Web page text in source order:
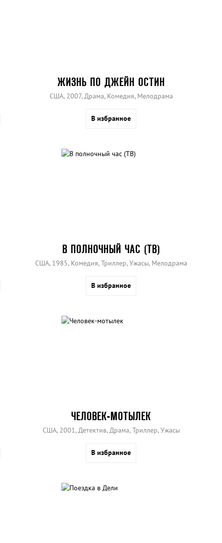
ЖИЗНЬ ПО ДЖЕЙН ОСТИН
США, 2007, Драма, Комедия, Мелодрама
В избранное
В ПОЛНОЧНЫЙ ЧАС (ТВ)
США, 1985, Комедия, Триллер, Ужасы, Мелодрама
В избранное
ЧЕЛОВЕК-МОТЫЛЕК
США, 2001, Детектив, Драма, Триллер, Ужасы
В избранное